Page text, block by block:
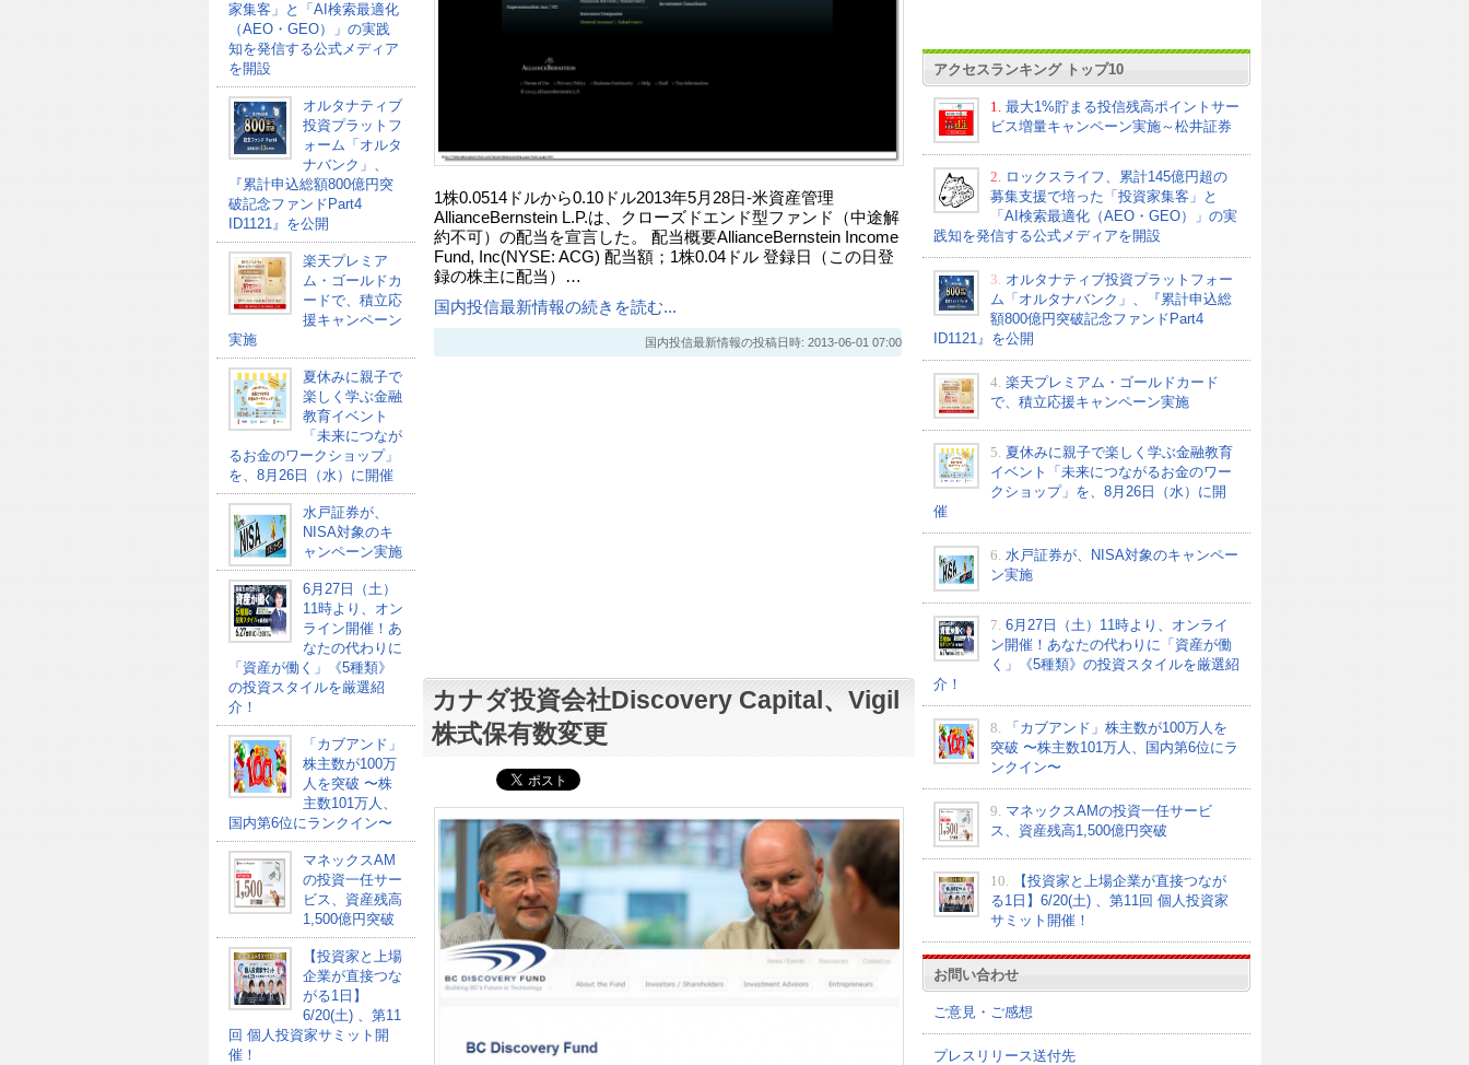
家集客」と「AI検索最適化
（AEO・GEO）」の実践
知を発信する公式メディア
を開設
オルタナティブ
投資プラットフ
ォーム「オルタ
ナバンク」、
『累計申込総額800億円突
破記念ファンドPart4
ID1121』を公開
楽天プレミア
ム・ゴールドカ
ードで、積立応
援キャンペーン
実施
夏休みに親子で
楽しく学ぶ金融
教育イベント
「未来につなが
るお金のワークショップ」
を、8月26日（水）に開催
水戸証券が、
NISA対象のキ
ャンペーン実施
6月27日（土）
11時より、オン
ライン開催！あ
なたの代わりに
「資産が働く」《5種類》
の投資スタイルを厳選紹
介！
「カブアンド」
株主数が100万
人を突破 〜株
主数101万人、
国内第6位にランクイン〜
マネックスAM
の投資一任サー
ビス、資産残高
1,500億円突破
【投資家と上場
企業が直接つな
がる1日】
6/20(土) 、第11
回 個人投資家サミット開
催！
1株0.0514ドルから0.10ドル2013年5月28日-米資産管理
AllianceBernstein L.P.は、クローズドエンド型ファンド（中途解
約不可）の配当を宣言した。 配当概要AllianceBernstein Income
Fund, Inc(NYSE: ACG) 配当額；1株0.04ドル 登録日（この日登
録の株主に配当）…
国内投信最新情報の続きを読む...
国内投信最新情報の投稿日時: 2013-06-01 07:00
カナダ投資会社Discovery Capital、Vigil
株式保有数変更
アクセスランキング トップ10
1.
最大1%貯まる投信残高ポイントサー
ビス増量キャンペーン実施～松井証券
2.
ロックスライフ、累計145億円超の
募集支援で培った「投資家集客」と
「AI検索最適化（AEO・GEO）」の実
践知を発信する公式メディアを開設
3. オルタナティブ投資プラットフォー
ム「オルタナバンク」、『累計申込総
額800億円突破記念ファンドPart4
ID1121』を公開
4. 楽天プレミアム・ゴールドカード
で、積立応援キャンペーン実施
5. 夏休みに親子で楽しく学ぶ金融教育
イベント「未来につながるお金のワー
クショップ」を、8月26日（水）に開
催
6. 水戸証券が、NISA対象のキャンペー
ン実施
7. 6月27日（土）11時より、オンライ
ン開催！あなたの代わりに「資産が働
く」《5種類》の投資スタイルを厳選紹
介！
8.
「カブアンド」株主数が100万人を
突破 〜株主数101万人、国内第6位にラ
ンクイン〜
9. マネックスAMの投資一任サービ
ス、資産残高1,500億円突破
10.
【投資家と上場企業が直接つなが
る1日】6/20(土) 、第11回 個人投資家
サミット開催！
お問い合わせ
ご意見・ご感想
プレスリリース送付先